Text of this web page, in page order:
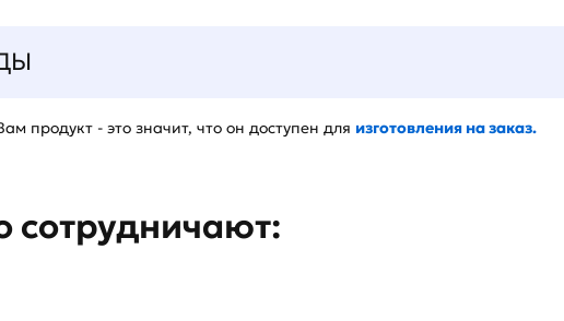
продукт - это значит, что он доступен для изготовления на заказ.
сотрудничают: